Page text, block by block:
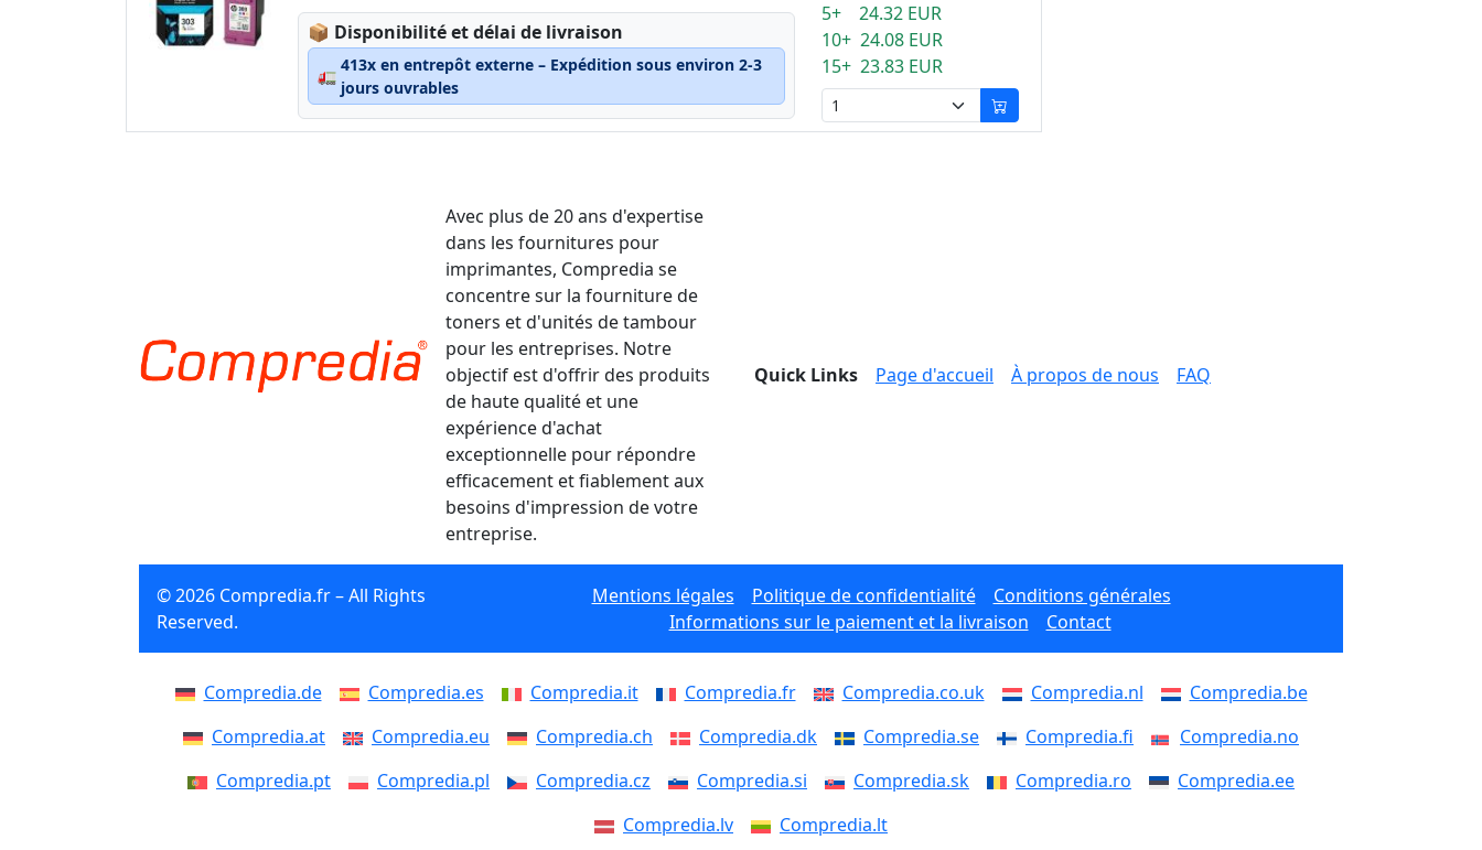
📦 Lagerstatus:
Disponibilité et délai de livraison
🚛
413x en entrepôt externe – Expédition sous environ 2-3
jours ouvrables
5+ 24.32 EUR
10+ 24.08 EUR
15+ 23.83 EUR
Avec plus de 20 ans d'expertise
dans les fournitures pour
imprimantes, Compredia se
concentre sur la fourniture de
toners et d'unités de tambour
pour les entreprises. Notre
objectif est d'offrir des produits
de haute qualité et une
expérience d'achat
exceptionnelle pour répondre
efficacement et fiablement aux
besoins d'impression de votre
entreprise.
Quick Links Page d'accueil À propos de nous FAQ
© 2026 Compredia.fr – All Rights
Reserved.
Mentions légales Politique de confidentialité
Conditions générales
Informations sur le paiement et la livraison
Contact
Compredia.de Compredia.es Compredia.it Compredia.fr Compredia.co.uk Compredia.nl
Compredia.be
Compredia.at
Compredia.eu Compredia.ch Compredia.dk Compredia.se Compredia.fi
Compredia.no
Compredia.pt
Compredia.pl Compredia.cz Compredia.si Compredia.sk Compredia.ro
Compredia.ee
Compredia.lv
Compredia.lt